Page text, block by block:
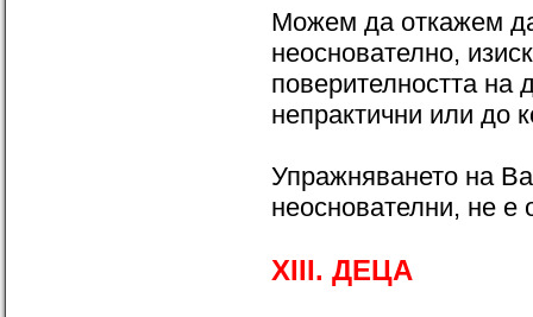
Можем да откажем
неоснователно,
поверителността на
непрактични или до
Упражняването на
неоснователни, не е
XIII. ДЕЦА